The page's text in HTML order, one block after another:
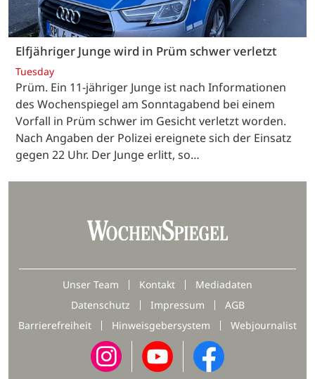
Elfjähriger Junge wird in Prüm schwer verletzt
Tuesday
Prüm. Ein 11-jähriger Junge ist nach Informationen
des Wochenspiegel am Sonntagabend bei einem
Vorfall in Prüm schwer im Gesicht verletzt worden.
Nach Angaben der Polizei ereignete sich der Einsatz
gegen 22 Uhr. Der Junge erlitt, so…
Unser Team Kontakt
Mediadaten
Datenschutz
Impressum
AGB
Barrierefreiheit
Hinweisgebersystem Webjournalist